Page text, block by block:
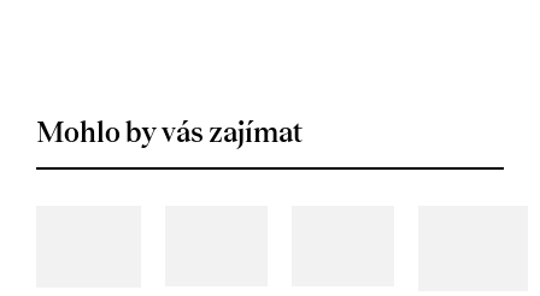
Mohlo by vás zajímat